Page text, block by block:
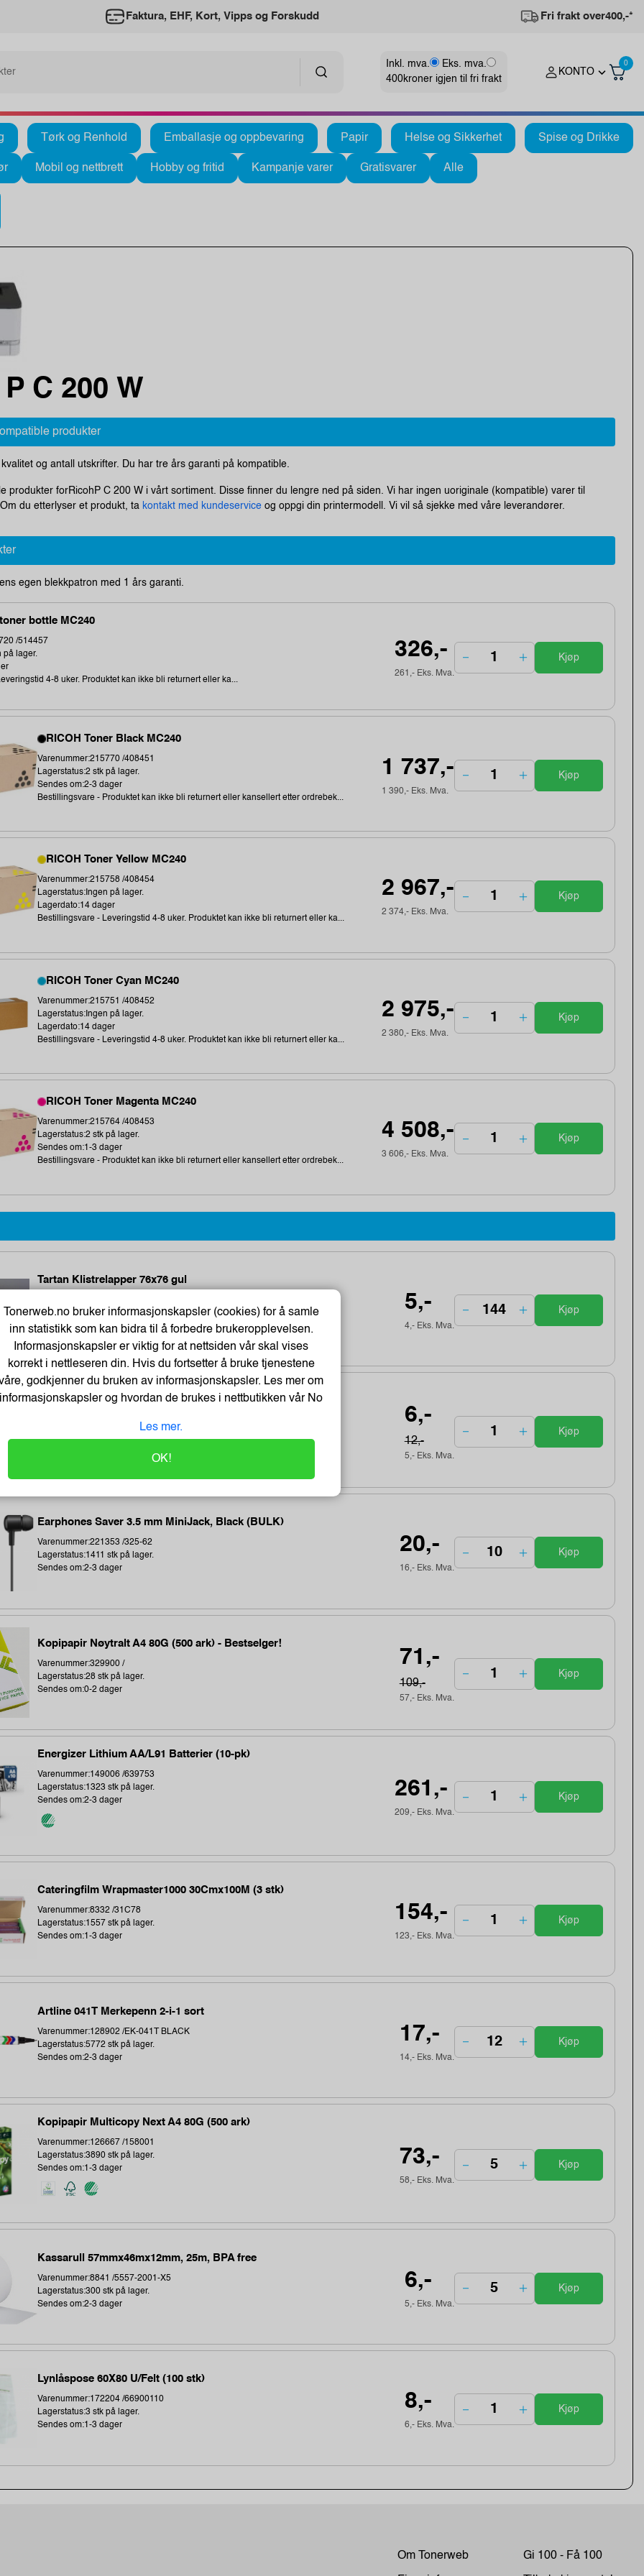
Faktura, EHF, Kort, Vipps og Forskudd Fri frakt over400,-*
Inkl. mva.
Eks. mva.
400kroner igjen til fri frakt
KONTO
0
Tørk og Renhold Emballasje og oppbevaring Papir Helse og Sikkerhet Spise og Drikke
Mobil og nettbrett Hobby og fritid Kampanje varer Gratisvarer Alle
C 200 W
produkter
og antall utskrifter. Du har tre års garanti på kompatible.
produkter forRicohP C 200 W i vårt sortiment. Disse finner du lengre ned på siden. Vi har ingen uoriginale (kompatible) varer til
du etterlyser et produkt, ta kontakt med kundeservice og oppgi din printermodell. Vi vil så sjekke med våre leverandører.
egen blekkpatron med 1 års garanti.
bottle MC240
/514457
på lager.
4-8 uker. Produktet kan ikke bli returnert eller ka...
326,-
261,- Eks. Mva.
Kjøp
RICOH Toner Black MC240
Varenummer:215770 /408451
Lagerstatus:2 stk på lager.
Sendes om:2-3 dager
Bestillingsvare - Produktet kan ikke bli returnert eller kansellert etter ordrebek...
1 737,-
1 390,- Eks. Mva.
Kjøp
RICOH Toner Yellow MC240
Varenummer:215758 /408454
Lagerstatus:Ingen på lager.
Lagerdato:14 dager
Bestillingsvare - Leveringstid 4-8 uker. Produktet kan ikke bli returnert eller ka...
2 967,-
2 374,- Eks. Mva.
Kjøp
RICOH Toner Cyan MC240
Varenummer:215751 /408452
Lagerstatus:Ingen på lager.
Lagerdato:14 dager
Bestillingsvare - Leveringstid 4-8 uker. Produktet kan ikke bli returnert eller ka...
2 975,-
2 380,- Eks. Mva.
Kjøp
RICOH Toner Magenta MC240
Varenummer:215764 /408453
Lagerstatus:2 stk på lager.
Sendes om:1-3 dager
Bestillingsvare - Produktet kan ikke bli returnert eller kansellert etter ordrebek...
4 508,-
3 606,- Eks. Mva.
Kjøp
Tartan Klistrelapper 76x76 gul
Lagerstatus:2568 stk på lager.
Sendes om:2-3 dager
5,-
4,- Eks. Mva.
Kjøp
BATH GEL 300 ml - LET`S CHANGE OUR LIFE
Varenummer:184283 /BathGEL-300-ml
6,-
12,-
5,- Eks. Mva.
Kjøp
Earphones Saver 3.5 mm MiniJack, Black (BULK)
Varenummer:221353 /325-62
Lagerstatus:1411 stk på lager.
Sendes om:2-3 dager
20,-
16,- Eks. Mva.
Kjøp
Kopipapir Nøytralt A4 80G (500 ark) - Bestselger!
Varenummer:329900 /
Lagerstatus:28 stk på lager.
Sendes om:0-2 dager
71,-
109,-
57,- Eks. Mva.
Kjøp
Energizer Lithium AA/L91 Batterier (10-pk)
Varenummer:149006 /639753
Lagerstatus:1323 stk på lager.
Sendes om:2-3 dager
261,-
209,- Eks. Mva.
Kjøp
Cateringfilm Wrapmaster1000 30Cmx100M (3 stk)
Varenummer:8332 /31C78
Lagerstatus:1557 stk på lager.
Sendes om:1-3 dager
154,-
123,- Eks. Mva.
Kjøp
Artline 041T Merkepenn 2-i-1 sort
Varenummer:128902 /EK-041T BLACK
Lagerstatus:5772 stk på lager.
Sendes om:2-3 dager
17,-
14,- Eks. Mva.
Kjøp
Kopipapir Multicopy Next A4 80G (500 ark)
Varenummer:126667 /158001
Lagerstatus:3890 stk på lager.
Sendes om:1-3 dager
73,-
58,- Eks. Mva.
Kjøp
Kassarull 57mmx46mx12mm, 25m, BPA free
Varenummer:8841 /5557-2001-X5
Lagerstatus:300 stk på lager.
Sendes om:2-3 dager
6,-
5,- Eks. Mva.
Kjøp
Lynlåspose 60X80 U/Felt (100 stk)
Varenummer:172204 /66900110
Lagerstatus:3 stk på lager.
Sendes om:1-3 dager
8,-
6,- Eks. Mva.
Kjøp
Om Tonerweb Gi 100 - Få 100
Tonerweb.no bruker informasjonskapsler (cookies) for å samle
inn statistikk som kan bidra til å forbedre brukeropplevelsen.
Informasjonskapsler er viktig for at nettsiden vår skal vises
korrekt i nettleseren din. Hvis du fortsetter å bruke tjenestene
godkjenner du bruken av informasjonskapsler. Les mer om
informasjonskapsler og hvordan de brukes i nettbutikken vårNo
Les mer.
OK!